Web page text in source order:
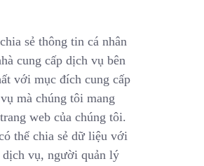
sẻ thông tin cá nhân
cung cấp dịch vụ bên
với mục đích cung cấp
mà chúng tôi mang
web của chúng tôi.
thể chia sẻ dữ liệu với
dịch vụ, người quản lý